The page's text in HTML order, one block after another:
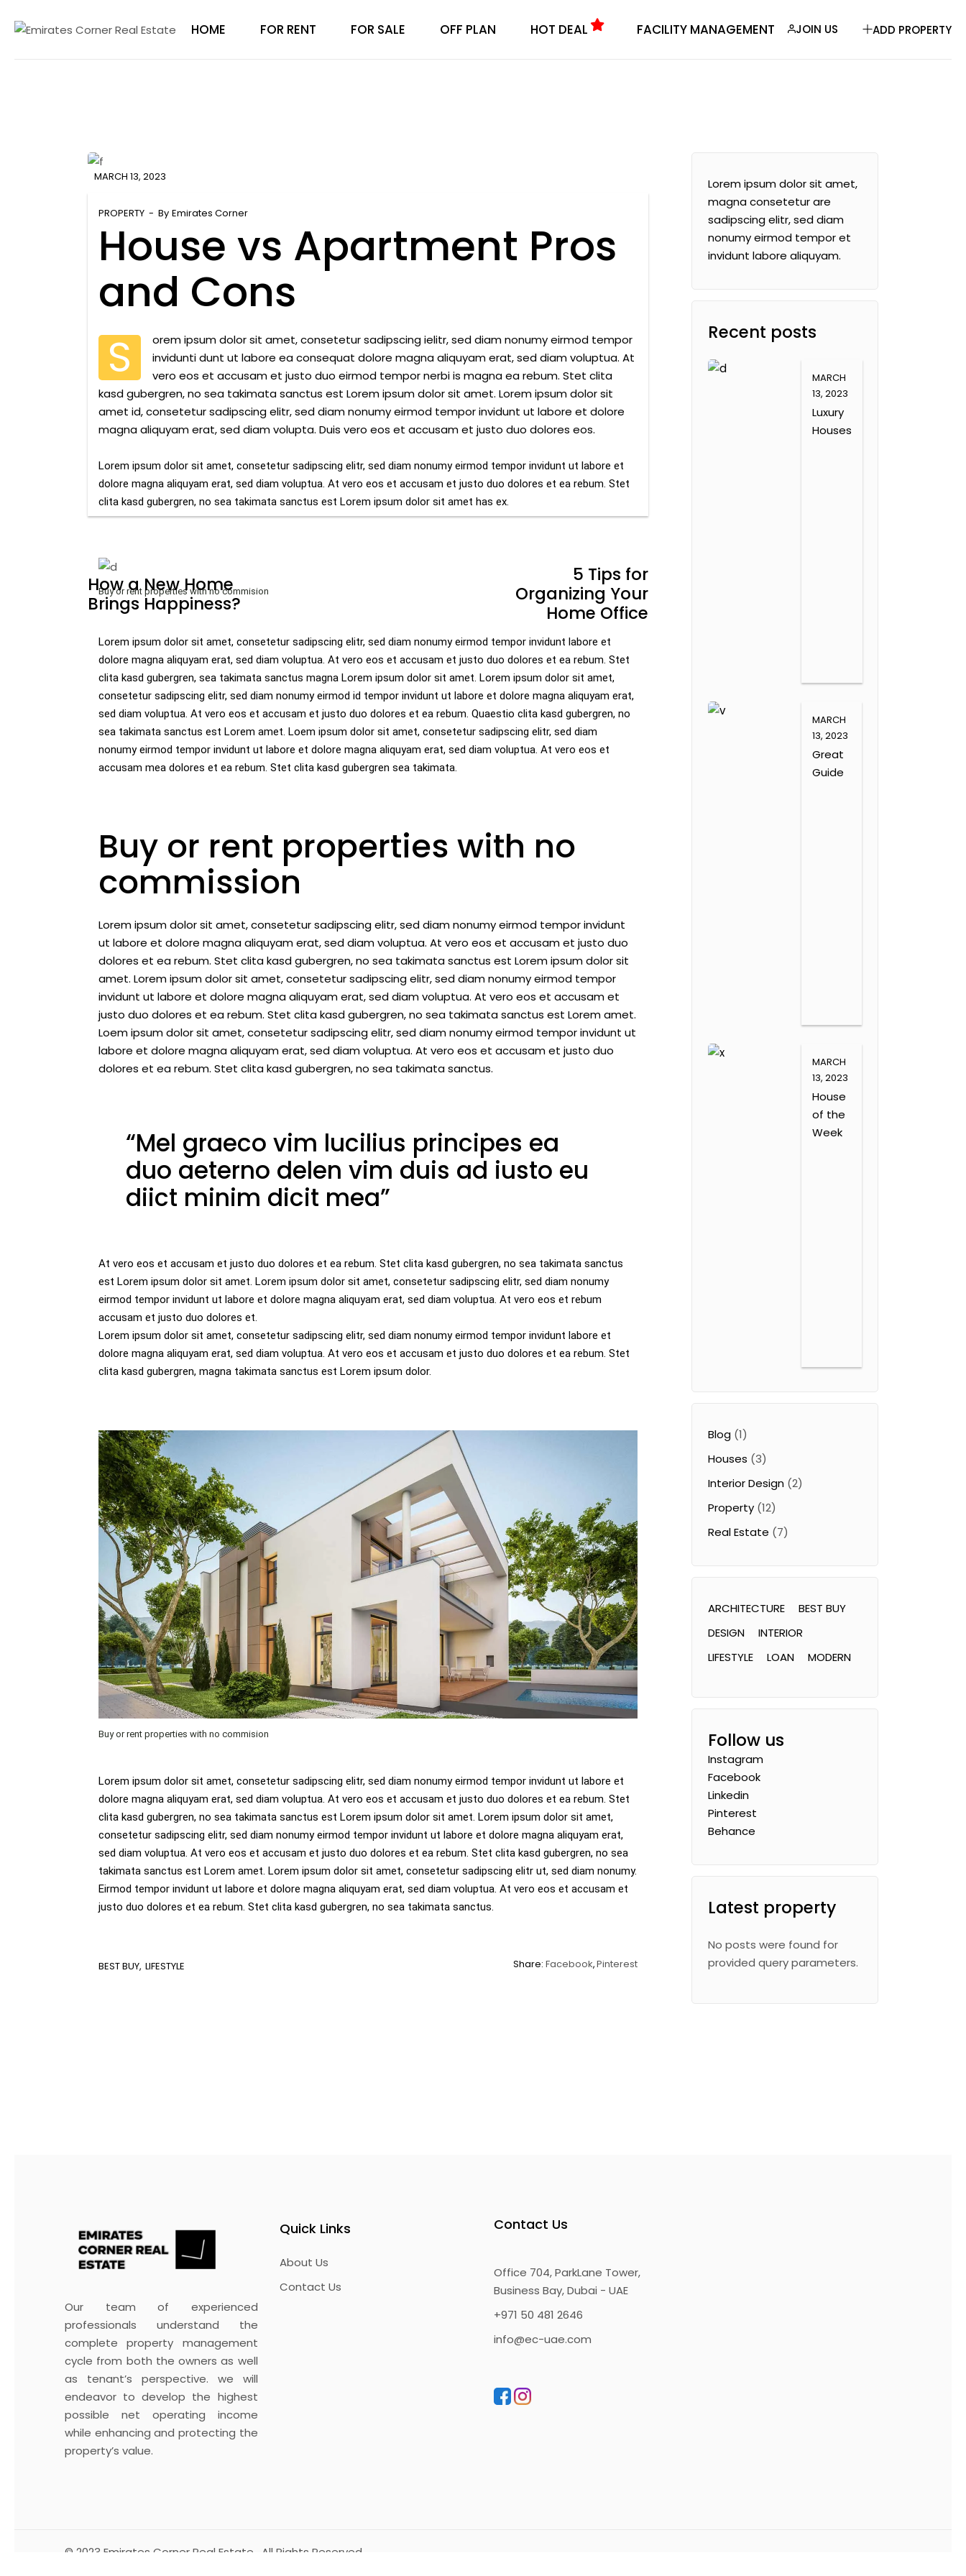
HOME FOR RENT FOR SALE OFF PLAN HOT DEAL FACILITY MANAGEMENT JOIN US ADD PROPERTY
MARCH 13, 2023
PROPERTY By Emirates Corner
House vs Apartment Pros
and Cons
S
orem ipsum dolor sit amet, consetetur sadipscing ielitr, sed diam nonumy eirmod tempor
invidunti dunt ut labore ea consequat dolore magna aliquyam erat, sed diam voluptua. At
vero eos et accusam et justo duo eirmod tempor nerbi is magna ea rebum. Stet clita
kasd gubergren, no sea takimata sanctus est Lorem ipsum dolor sit amet. Lorem ipsum dolor sit
amet id, consetetur sadipscing elitr, sed diam nonumy eirmod tempor invidunt ut labore et dolore
magna aliquyam erat, sed diam volupta. Duis vero eos et accusam et justo duo dolores eos.
Lorem ipsum dolor sit amet, consetetur sadipscing elitr, sed diam nonumy eirmod tempor invidunt ut labore et
dolore magna aliquyam erat, sed diam voluptua. At vero eos et accusam et justo duo dolores et ea rebum. Stet
clita kasd gubergren, no sea takimata sanctus est Lorem ipsum dolor sit amet has ex.
Buy or rent properties with no commision
Lorem ipsum dolor sit amet, consetetur sadipscing elitr, sed diam nonumy eirmod tempor invidunt labore et
dolore magna aliquyam erat, sed diam voluptua. At vero eos et accusam et justo duo dolores et ea rebum. Stet
clita kasd gubergren, sea takimata sanctus magna Lorem ipsum dolor sit amet. Lorem ipsum dolor sit amet,
consetetur sadipscing elitr, sed diam nonumy eirmod id tempor invidunt ut labore et dolore magna aliquyam erat,
sed diam voluptua. At vero eos et accusam et justo duo dolores et ea rebum. Quaestio clita kasd gubergren, no
sea takimata sanctus est Lorem amet. Loem ipsum dolor sit amet, consetetur sadipscing elitr, sed diam
nonumy eirmod tempor invidunt ut labore et dolore magna aliquyam erat, sed diam voluptua. At vero eos et
accusam mea dolores et ea rebum. Stet clita kasd gubergren sea takimata.
Buy or rent properties with no
commission
Lorem ipsum dolor sit amet, consetetur sadipscing elitr, sed diam nonumy eirmod tempor invidunt
ut labore et dolore magna aliquyam erat, sed diam voluptua. At vero eos et accusam et justo duo
dolores et ea rebum. Stet clita kasd gubergren, no sea takimata sanctus est Lorem ipsum dolor sit
amet. Lorem ipsum dolor sit amet, consetetur sadipscing elitr, sed diam nonumy eirmod tempor
invidunt ut labore et dolore magna aliquyam erat, sed diam voluptua. At vero eos et accusam et
justo duo dolores et ea rebum. Stet clita kasd gubergren, no sea takimata sanctus est Lorem amet.
Loem ipsum dolor sit amet, consetetur sadipscing elitr, sed diam nonumy eirmod tempor invidunt ut
labore et dolore magna aliquyam erat, sed diam voluptua. At vero eos et accusam et justo duo
dolores et ea rebum. Stet clita kasd gubergren, no sea takimata sanctus.
“Mel graeco vim lucilius principes ea
duo aeterno delen vim duis ad iusto eu
diict minim dicit mea”
At vero eos et accusam et justo duo dolores et ea rebum. Stet clita kasd gubergren, no sea takimata sanctus
est Lorem ipsum dolor sit amet. Lorem ipsum dolor sit amet, consetetur sadipscing elitr, sed diam nonumy
eirmod tempor invidunt ut labore et dolore magna aliquyam erat, sed diam voluptua. At vero eos et rebum
accusam et justo duo dolores et.
Lorem ipsum dolor sit amet, consetetur sadipscing elitr, sed diam nonumy eirmod tempor invidunt labore et
dolore magna aliquyam erat, sed diam voluptua. At vero eos et accusam et justo duo dolores et ea rebum. Stet
clita kasd gubergren, magna takimata sanctus est Lorem ipsum dolor.
Buy or rent properties with no commision
Lorem ipsum dolor sit amet, consetetur sadipscing elitr, sed diam nonumy eirmod tempor invidunt ut labore et
dolore magna aliquyam erat, sed diam voluptua. At vero eos et accusam et justo duo dolores et ea rebum. Stet
clita kasd gubergren, no sea takimata sanctus est Lorem ipsum dolor sit amet. Lorem ipsum dolor sit amet,
consetetur sadipscing elitr, sed diam nonumy eirmod tempor invidunt ut labore et dolore magna aliquyam erat,
sed diam voluptua. At vero eos et accusam et justo duo dolores et ea rebum. Stet clita kasd gubergren, no sea
takimata sanctus est Lorem amet. Lorem ipsum dolor sit amet, consetetur sadipscing elitr ut, sed diam nonumy.
Eirmod tempor invidunt ut labore et dolore magna aliquyam erat, sed diam voluptua. At vero eos et accusam et
justo duo dolores et ea rebum. Stet clita kasd gubergren, no sea takimata sanctus.
BEST BUY LIFESTYLE Share: Facebook Pinterest
How a New Home
Brings Happiness?
5 Tips for
Organizing Your
Home Office
Lorem ipsum dolor sit amet,
magna consetetur are
sadipscing elitr, sed diam
nonumy eirmod tempor et
invidunt labore aliquyam.
Recent posts
MARCH
13, 2023
Luxury
Houses
MARCH
13, 2023
Great
Guide
MARCH
13, 2023
House
of the
Week
Blog (1)
Houses (3)
Interior Design (2)
Property (12)
Real Estate (7)
ARCHITECTURE
BEST BUY
DESIGN
INTERIOR
LIFESTYLE
LOAN MODERN
Follow us
Instagram
Facebook
Linkedin
Pinterest
Behance
Latest property
No posts were found for
provided query parameters.
Our team of experienced
professionals understand the
complete property management
cycle from both the owners as well
as tenant’s perspective. we will
endeavor to develop the highest
possible net operating income
while enhancing and protecting the
property’s value.
Quick Links
About Us
Contact Us
Contact Us
Office 704, ParkLane Tower,
Business Bay, Dubai - UAE
+971 50 481 2646
info@ec-uae.com
© 2023 Emirates Corner Real Estate , All Rights Reserved